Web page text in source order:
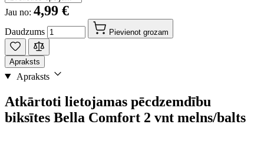
Jau no: 4,99 €
Daudzums Pievienot grozam
Apraksts
Apraksts
Atkārtoti lietojamas pēcdzemdību
biksītes Bella Comfort 2 vnt melns/balts